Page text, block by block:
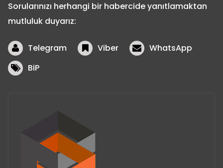
Sorularınızı herhangi bir habercide yanıtlamaktan
mutluluk duyarız:
Telegram Viber
WhatsApp
BiP